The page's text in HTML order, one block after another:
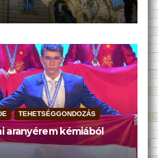
TEHETSÉGGONDOZÁS
aranyérem kémiából